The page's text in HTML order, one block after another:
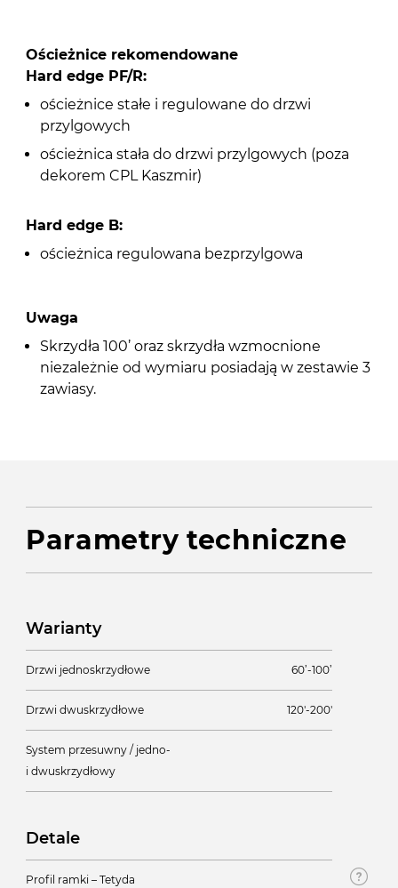
Ościeżnice rekomendowane
Hard edge PF/R:
ościeżnice stałe i regulowane do drzwi
przylgowych
ościeżnica stała do drzwi przylgowych (poza
dekorem CPL Kaszmir)
Hard edge B:
ościeżnica regulowana bezprzylgowa
Uwaga
Skrzydła 100’ oraz skrzydła wzmocnione
niezależnie od wymiaru posiadają w zestawie 3
zawiasy.
Parametry techniczne
Warianty
Drzwi jednoskrzydłowe 60’-100’
Drzwi dwuskrzydłowe 120'-200'
System przesuwny / jedno-
i dwuskrzydłowy
Detale
Profil ramki – Tetyda